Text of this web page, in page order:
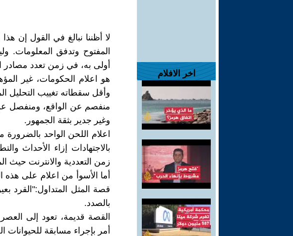
اخر الافلام
لا أظننا نبالغ في القول إن
المفتوح وتدفق المعلومات.
أولى به، في زمن تعدد مصادر
هو اعلام الحكومات، غير
وأقل سقطاته تغييب التحليل
منفصم عن الواقع، ومنفصل عن
وغير جدير بثقة الجمهور.
اعلام اللحن الواحد بالضرورة
بالاجتهادات إزاء الأحداث
زمن التعددية والانترنت حيث
أما الأسوأ من اعلام على هذه
قصة المثل المتداول:"القرد
بالصدد.
القصة قديمة، تعود إلى
أمر بإجراء مسابقة للحيوانات